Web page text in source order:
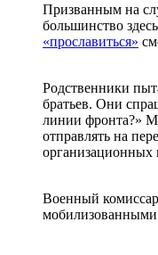
Призванным на
большинство
«прославиться»
Родственники
братьев. Они
линии фронта?»
отправлять на
организационных
Военный
мобилизованными